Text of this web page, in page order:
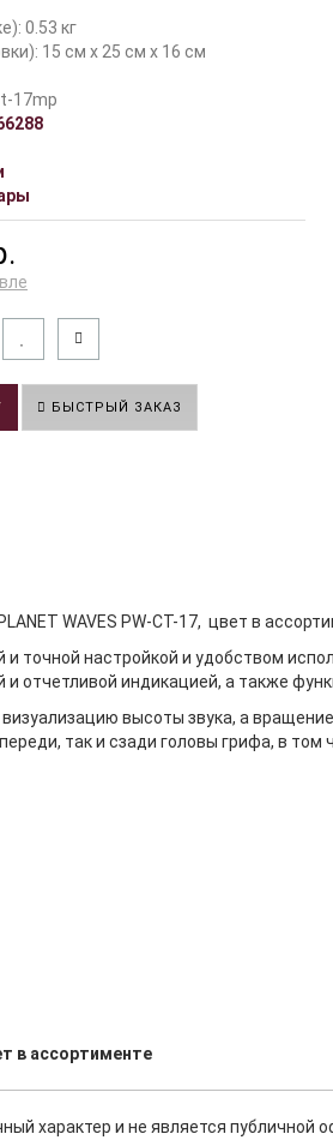
0.53 кг
15 см x 25 см x 16 см
17mp
БЫСТРЫЙ ЗАКАЗ
WAVES PW-CT-17, цвет в
точной настройкой и удобством
отчетливой индикацией, а также
высоты звука, а
так и сзади головы грифа, в том
в ассортименте
характер и не является